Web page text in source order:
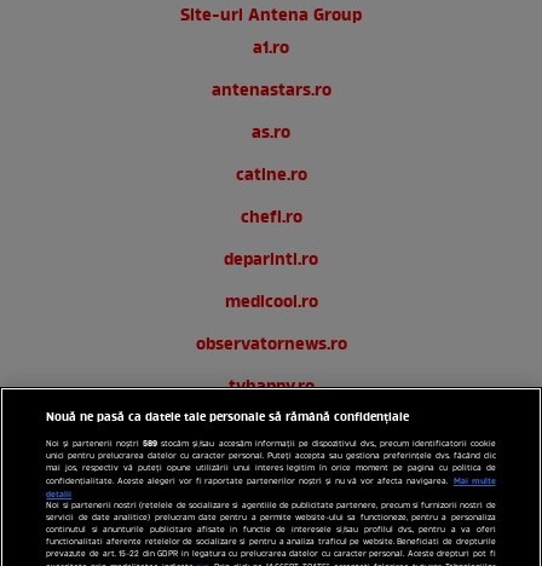
Site-uri Antena Group
a1.ro
antenastars.ro
as.ro
catine.ro
chefi.ro
deparinti.ro
medicool.ro
observatornews.ro
tvhappy.ro
useit.ro
zutv.ro
Trends AntenaPLAY
AntenaPLAY
Nouă ne pasă ca datele tale personale să rămână confidențiale
Noi și partenerii noștri589 stocăm și/sau accesăm informații pe dispozitivul dvs., precum identificatorii cookie
unici pentru prelucrarea datelor cu caracter personal. Puteți accepta sau gestiona preferințele dvs. făcând clic
mai jos, respectiv vă puteți opune utilizării unui interes legitim în orice moment pe pagina cu politica de
confidențialitate. Aceste alegeri vor fi raportate partenerilor noștri și nu vă vor afecta navigarea. Mai multe
detalii
Noi si partenerii nostri (retelele de socializare si agentiile de publicitate partenere, precum si furnizorii nostri de
servicii de date analitice) prelucram date pentru a permite website-ului sa functioneze, pentru a personaliza
continutul si anunturile publicitare afisate in functie de interesele si/sau profilul dvs., pentru a va oferi
functionalitati aferente retelelor de socializare si pentru a analiza traficul pe website. Beneficiati de drepturile
prevazute de art. 15-22 din GDPR in legatura cu prelucrarea datelor cu caracter personal. Aceste drepturi pot fi